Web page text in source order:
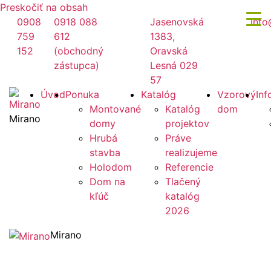
Preskočiť na obsah
0908
759
152
0918 088
612
(obchodný
zástupca)
Jasenovská
1383,
Oravská
Lesná 029
57
Mirano
ÚvodPonuka
Montované
domy
Hrubá
stavba
Holodom
Dom na
kľúč
Katalóg
Katalóg
projektov
Práve
realizujeme
Referencie
Tlačený
katalóg
2026
Vzorový
dom
Mirano